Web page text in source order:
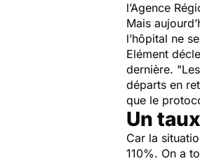
l’Agence
Mais
l’hôpital ne
Elément
dernière. "
départs en
que le
Un
Car la
110%. On a